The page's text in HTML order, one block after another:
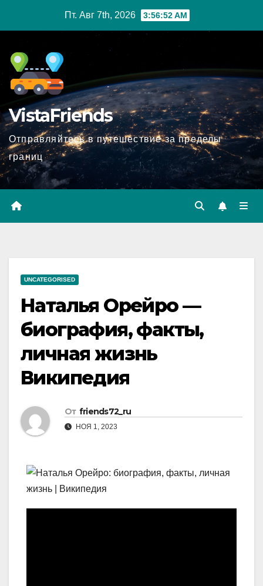
Пт. Авг 7th, 2026 3:56:53 AM
VistaFriends
Отправляйтесь в путешествие за пределы
границ
UNCATEGORISED
Наталья Орейро —
биография, факты,
личная жизнь
Википедия
От friends72_ru
НОЯ 1, 2023